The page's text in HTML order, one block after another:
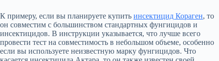
К примеру, если вы планируете купить инсектицид Кораген, то
он совместим с большинством стандартных фунгицидов и
инсектицидов. В инструкции указывается, что лучше всего
провести тест на совместимость в небольшом объеме, особенно
если вы используете неизвестную марку фунгицидов. Что